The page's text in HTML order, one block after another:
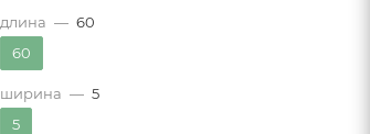
длина — 60
60
ширина — 5
5